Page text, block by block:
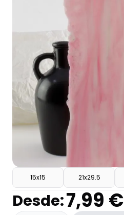
15x15 21x29.5
Desde:7,99 €